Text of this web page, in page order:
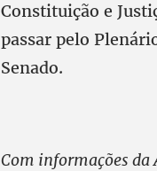
Constituição e
passar pelo
Senado.
Com informações da